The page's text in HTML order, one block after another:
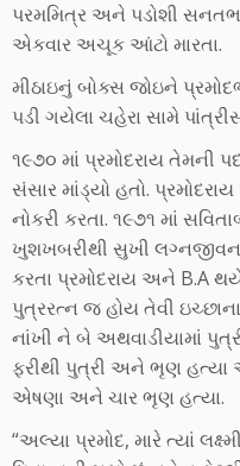
પરમમિત્ર અને પડોશી
એકવાર અચૂક આંટો મારતા.
મીઠાઇનું બોક્સ જોઇને
પડી ગયેલા ચહેરા સામે
૧૯૭૦ માં પ્રમોદરાય તેમની
સંસાર માંડ્યો હતો.
નોકરી કરતા. ૧૯૭૧ માં
ખુશખબરીથી સુખી
કરતા પ્રમોદરાય અને B.A
પુત્રરત્ન જ હોય તેવી ઇચ્છાના
નાંખી ને બે અથવાડીયામાં
ફરીથી પુત્રી અને ભૃણ
એષણા અને ચાર ભૃણ હત્યા.
“અલ્યા પ્રમોદ, મારે ત્યાં